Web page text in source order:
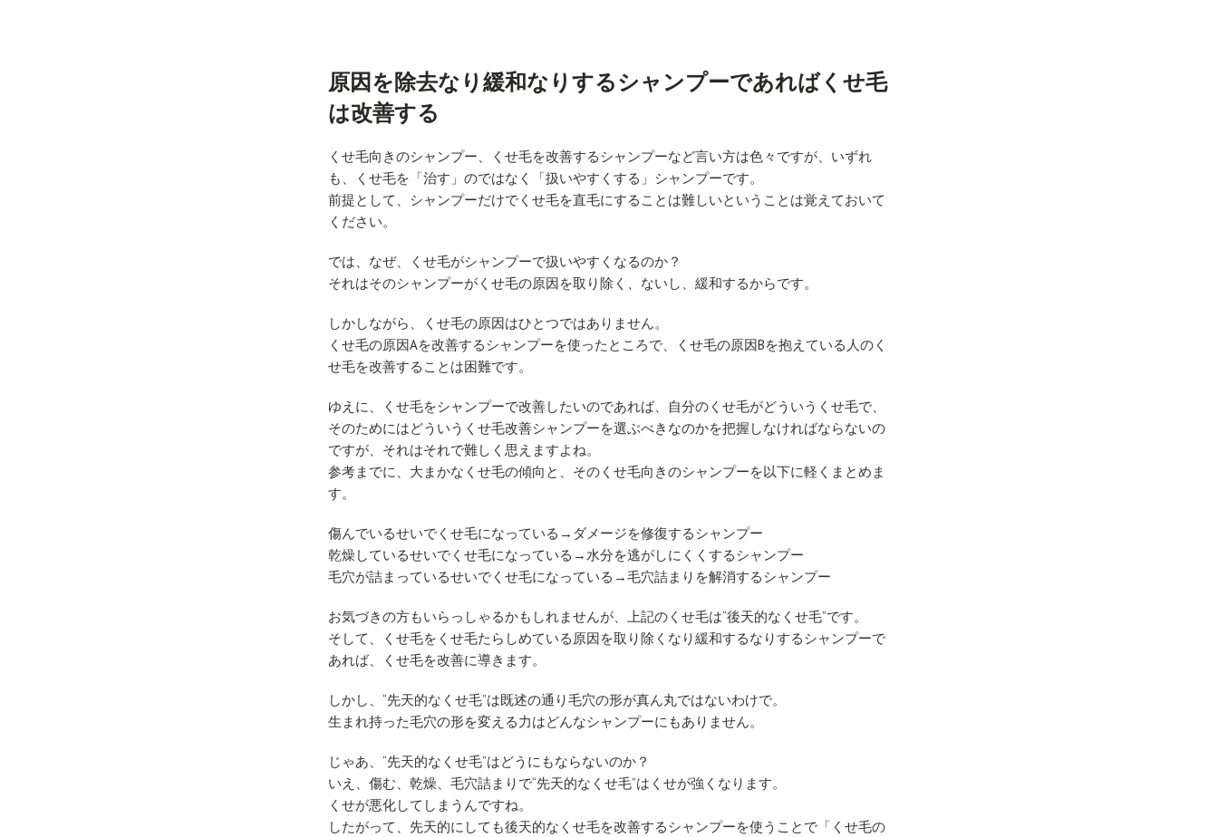
原因を除去なり緩和なりするシャンプーであればくせ毛
は改善する
くせ毛向きのシャンプー、くせ毛を改善するシャンプーなど言い方は色々ですが、いずれ
も、くせ毛を「治す」のではなく「扱いやすくする」シャンプーです。
前提として、シャンプーだけでくせ毛を直毛にすることは難しいということは覚えておいて
ください。
では、なぜ、くせ毛がシャンプーで扱いやすくなるのか？
それはそのシャンプーがくせ毛の原因を取り除く、ないし、緩和するからです。
しかしながら、くせ毛の原因はひとつではありません。
くせ毛の原因Aを改善するシャンプーを使ったところで、くせ毛の原因Bを抱えている人のく
せ毛を改善することは困難です。
ゆえに、くせ毛をシャンプーで改善したいのであれば、自分のくせ毛がどういうくせ毛で、
そのためにはどういうくせ毛改善シャンプーを選ぶべきなのかを把握しなければならないの
ですが、それはそれで難しく思えますよね。
参考までに、大まかなくせ毛の傾向と、そのくせ毛向きのシャンプーを以下に軽くまとめま
す。
傷んでいるせいでくせ毛になっている→ダメージを修復するシャンプー
乾燥しているせいでくせ毛になっている→水分を逃がしにくくするシャンプー
毛穴が詰まっているせいでくせ毛になっている→毛穴詰まりを解消するシャンプー
お気づきの方もいらっしゃるかもしれませんが、上記のくせ毛は“後天的なくせ毛”です。
そして、くせ毛をくせ毛たらしめている原因を取り除くなり緩和するなりするシャンプーで
あれば、くせ毛を改善に導きます。
しかし、“先天的なくせ毛”は既述の通り毛穴の形が真ん丸ではないわけで。
生まれ持った毛穴の形を変える力はどんなシャンプーにもありません。
じゃあ、“先天的なくせ毛”はどうにもならないのか？
いえ、傷む、乾燥、毛穴詰まりで“先天的なくせ毛”はくせが強くなります。
くせが悪化してしまうんですね。
したがって、先天的にしても後天的なくせ毛を改善するシャンプーを使うことで「くせ毛の